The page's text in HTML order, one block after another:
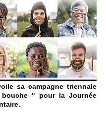
sa campagne triennale
" pour la Journée